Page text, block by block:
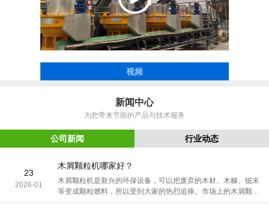
视频
新闻中心
为您带来节能的产品与技术服务
公司新闻 行业动态
23
2026-01
木屑颗粒机哪家好？
木屑颗粒机是新兴的环保设备，可以把废弃的木材、木糠、锯末
等变成颗粒燃料，所以受到大家的热烈追捧。市场上的木屑颗粒
机品牌众多，生产厂家更是层出不穷